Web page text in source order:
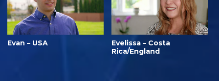
Evan – USA
Evelissa – Costa
Rica/England